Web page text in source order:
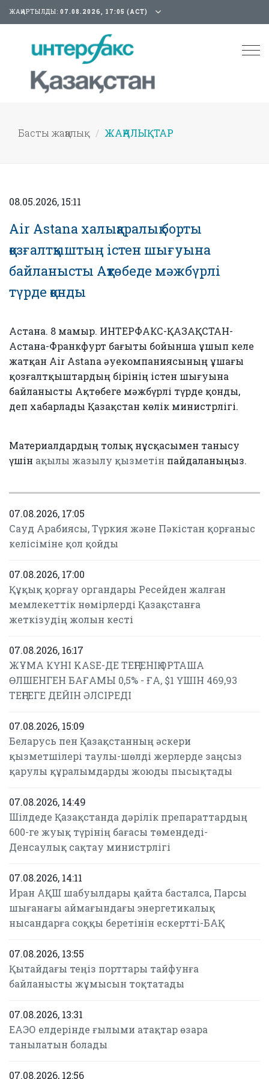
ЖАҢАРТЫЛДЫ: 07.08.2026, 17:05 (АСТ)
Басты жаңалық ЖАҢАЛЫҚТАР
08.05.2026, 15:11
Air Astana халықаралық борты
қозғалтқыштың істен шығуына
байланысты Ақтөбеде мәжбүрлі
түрде қонды
Астана. 8 мамыр. ИНТЕРФАКС-ҚАЗАҚСТАН-
Астана-Франкфурт бағыты бойынша ұшып келе
жатқан Air Astana әуекомпаниясының ұшағы
қозғалтқыштардың бірінің істен шығуына
байланысты Ақтөбеге мәжбүрлі түрде қонды,
деп хабарлады Қазақстан көлік министрлігі.
Материалдардың толық нұсқасымен танысу
үшін ақылы жазылу қызметін пайдаланыңыз.
07.08.2026, 17:05
Сауд Арабиясы, Түркия және Пәкістан қорғаныс
келісіміне қол қойды
07.08.2026, 17:00
Құқық қорғау органдары Ресейден жалған
мемлекеттік нөмірлерді Қазақстанға
жеткізудің жолын кесті
07.08.2026, 16:17
ЖҰМА КҮНІ KASE-ДЕ ТЕҢГЕНІҢ ОРТАША
ӨЛШЕНГЕН БАҒАМЫ 0,5% - ҒА, $1 ҮШІН 469,93
ТЕҢГЕГЕ ДЕЙІН ӘЛСІРЕДІ
07.08.2026, 15:09
Беларусь пен Қазақстанның әскери
қызметшілері таулы-шөлді жерлерде заңсыз
қарулы құралымдарды жоюды пысықтады
07.08.2026, 14:49
Шілдеде Қазақстанда дәрілік препараттардың
600-ге жуық түрінің бағасы төмендеді-
Денсаулық сақтау министрлігі
07.08.2026, 14:11
Иран АҚШ шабуылдары қайта басталса, Парсы
шығанағы аймағындағы энергетикалық
нысандарға соққы беретінін ескертті-БАҚ
07.08.2026, 13:55
Қытайдағы теңіз порттары тайфунға
байланысты жұмысын тоқтатады
07.08.2026, 13:31
ЕАЭО елдерінде ғылыми атақтар өзара
танылатын болады
07.08.2026, 12:56